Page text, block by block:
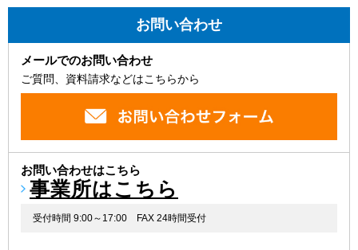
お問い合わせ
メールでのお問い合わせ
ご質問、資料請求などはこちらから
お問い合わせはこちら
事業所はこちら
受付時間 9:00～17:00 FAX 24時間受付